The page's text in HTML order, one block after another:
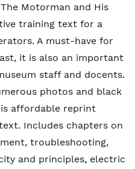
Motorman and His
training text for a
A must-have for
it is also an important
staff and docents.
photos and black
affordable reprint
Includes chapters on
troubleshooting,
and principles, electric